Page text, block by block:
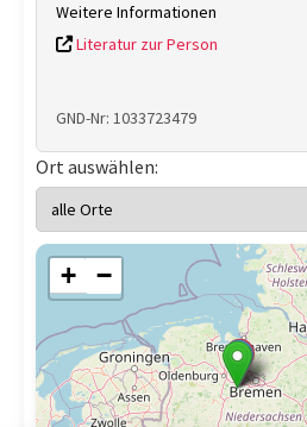
Weitere Informationen
Literatur zur Person
GND-Nr: 1033723479
Ort auswählen:
+ −